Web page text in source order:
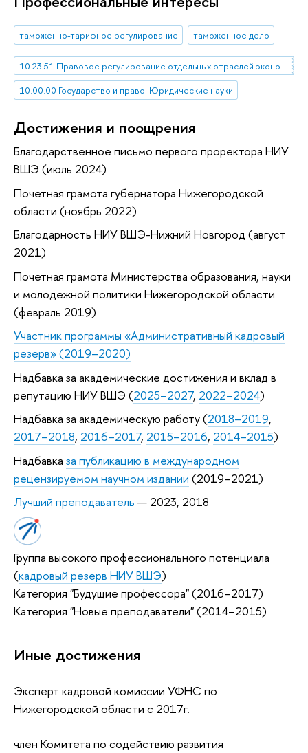
таможенно-тарифное регулирование таможенное дело
10.00.00 Государство и право. Юридические науки
Достижения и поощрения
Благодарственное письмо первого проректора НИУ
ВШЭ (июль 2024)
Почетная грамота губернатора Нижегородской
области (ноябрь 2022)
Благодарность НИУ ВШЭ-Нижний Новгород (август
2021)
Почетная грамота Министерства образования, науки
и молодежной политики Нижегородской области
(февраль 2019)
Участник программы «Административный кадровый
резерв» (2019–2020)
Надбавка за академические достижения и вклад в
репутацию НИУ ВШЭ (2025–2027, 2022–2024)
Надбавка за академическую работу (2018–2019,
2017–2018, 2016–2017, 2015–2016, 2014–2015)
Надбавка за публикацию в международном
рецензируемом научном издании (2019–2021)
Лучший преподаватель — 2023, 2018
Группа высокого профессионального потенциала
(кадровый резерв НИУ ВШЭ)
Категория "Будущие профессора" (2016–2017)
Категория "Новые преподаватели" (2014–2015)
Иные достижения
Эксперт кадровой комиссии УФНС по
Нижегородской области с 2017г.
член Комитета по содействию развития